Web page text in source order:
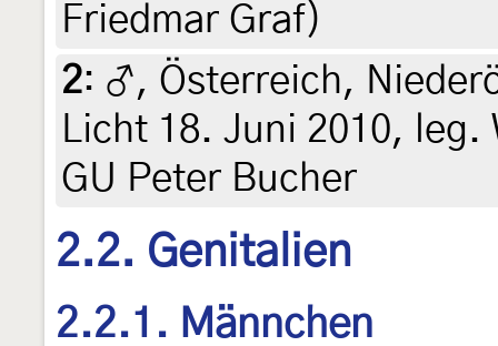
Friedmar Graf)
2: ♂, Österreich,
Licht 18. Juni 2010,
GU Peter Bucher
2.2. Genitalien
2.2.1. Männchen